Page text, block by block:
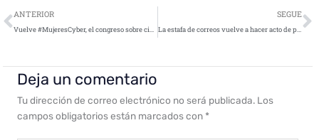
Ant
ANTERIOR
Vuelve #MujeresCyber, el congreso sobre ciberseguridad y género de INCIBE
SEGUE
La estafa de correos vuelve a hacer acto de presencia
Deja un comentario
Tu dirección de correo electrónico no será publicada. Los
campos obligatorios están marcados con *